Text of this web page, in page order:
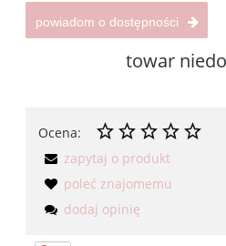
powiadom o dostępności
towar
Ocena:
zapytaj o produkt
poleć znajomemu
dodaj opinię